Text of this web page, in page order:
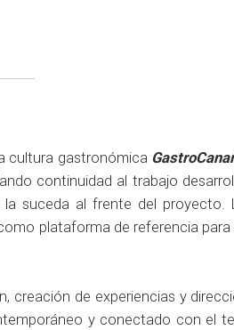
cultura gastronómica
continuidad al trabajo
suceda al frente del proyecto.
plataforma de referencia
creación de experiencias y
y conectado con el